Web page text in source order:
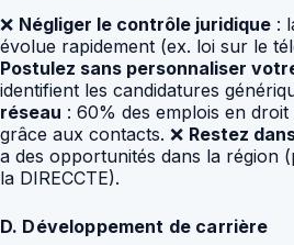
❌ Négliger le contrôle juridique :
évolue rapidement (ex. loi sur le
Postulez sans personnaliser
identifient les candidatures
réseau : 60% des emplois en
grâce aux contacts. ❌ Restez
a des opportunités dans la région
la DIRECCTE).
D. Développement de carrière